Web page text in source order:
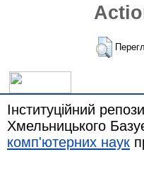
Інституційний
Хмельницького
комп'ютерних наук